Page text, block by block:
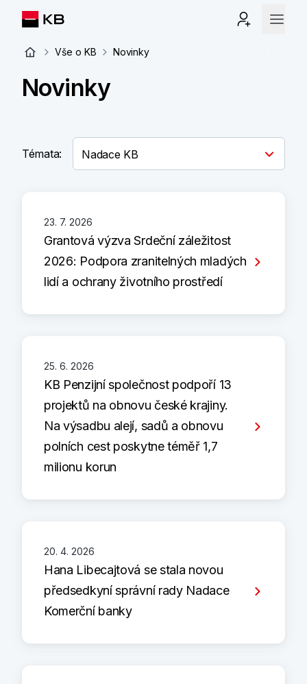
Vše o KB Novinky
Novinky
Témata:
23. 7. 2026
Grantová výzva Srdeční záležitost
2026: Podpora zranitelných mladých
lidí a ochrany životního prostředí
25. 6. 2026
KB Penzijní společnost podpoří 13
projektů na obnovu české krajiny.
Na výsadbu alejí, sadů a obnovu
polních cest poskytne téměř 1,7
milionu korun
20. 4. 2026
Hana Libecajtová se stala novou
předsedkyní správní rady Nadace
Komerční banky